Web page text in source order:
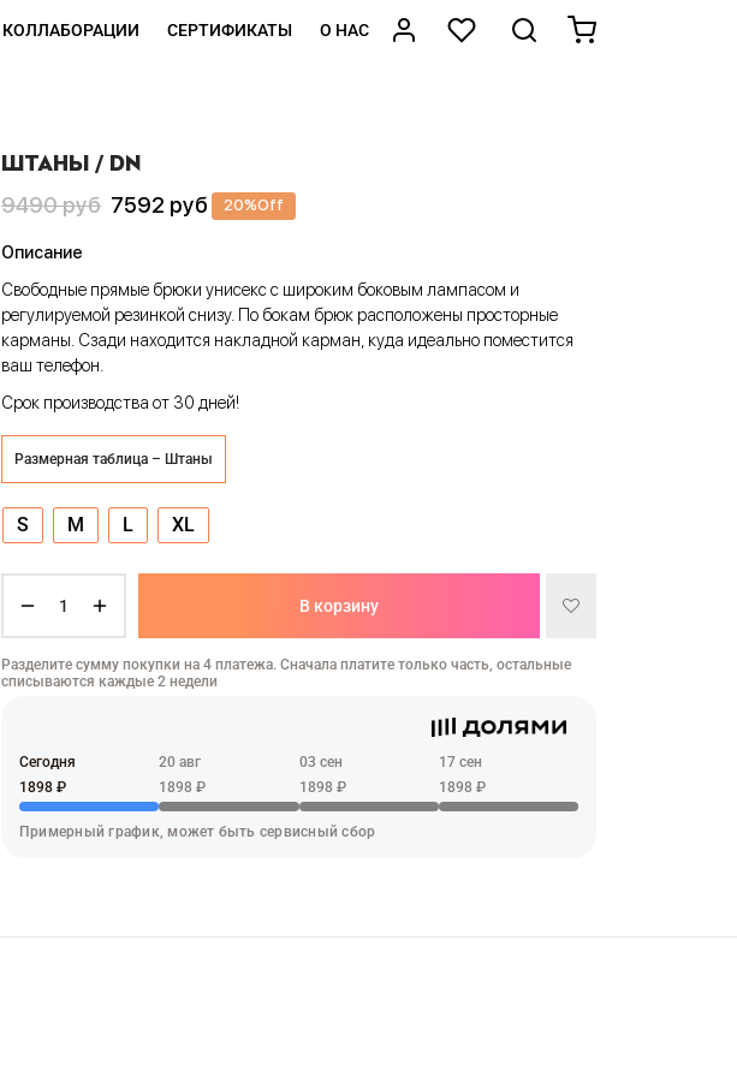
КОЛЛАБОРАЦИИ СЕРТИФИКАТЫ О НАС
ШТАНЫ / DN
20%Off
9490руб
Первоначальная
цена
9490 руб
7592 руб
Текущая
цена:
Описание
Свободные прямые брюки унисекс с широким боковым лампасом и
регулируемой резинкой снизу. По бокам брюк расположены просторные
карманы. Сзади находится накладной карман, куда идеально поместится
ваш телефон.
Срок производства от 30 дней!
Размерная таблица – Штаны
S M L XL
В корзину
Разделите сумму покупки на 4 платежа. Сначала платите только часть, остальные
списываются каждые 2 недели
Сегодня
1898 ₽
20 авг
1898 ₽
03 сен
1898 ₽
17 сен
1898 ₽
Примерный график, может быть сервисный сбор